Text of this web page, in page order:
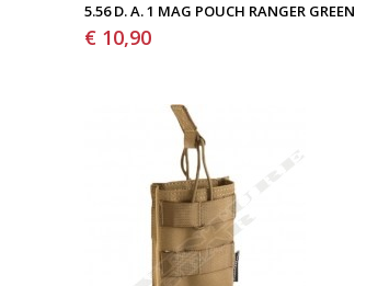
5.56 D. A. 1 MAG POUCH RANGER GREEN
€ 10,90